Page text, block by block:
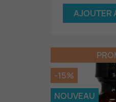
AJOUTER
-15%
NOUVEAU